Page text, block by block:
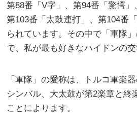
第88番「V字」、第94番「驚愕」
第103番「太鼓連打」、第104番
られています。その中で「軍隊
で、私が最も好きなハイドンの交
「軍隊」の愛称は、トルコ軍楽
シンバル、大太鼓が第2楽章と終
ことによります。